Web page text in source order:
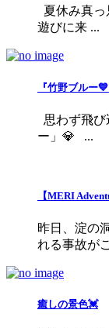
夏休み真
遊びに来 ...
『竹野ブルー💙
思わず飛
ー」💎 ...
【MERI
昨日、淀の
れる事故が
癒しの景色💓